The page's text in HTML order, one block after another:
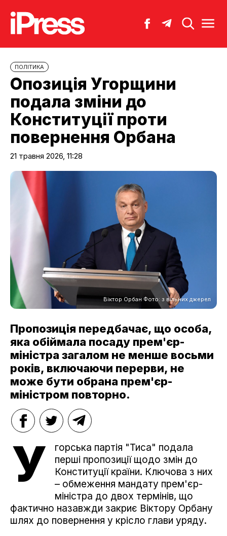
ПОЛІТИКА
Опозиція Угорщини
подала зміни до
Конституції проти
повернення Орбана
21 травня 2026, 11:28
Віктор Орбан Фото: з вільних джерел
Пропозиція передбачає, що особа,
яка обіймала посаду прем'єр-
міністра загалом не менше восьми
років, включаючи перерви, не
може бути обрана прем'єр-
міністром повторно.
У
горська партія "Тиса" подала
перші пропозиції щодо змін до
Конституції країни. Ключова з них
– обмеження мандату прем'єр-
міністра до двох термінів, що
фактично назавжди закриє Віктору Орбану
шлях до повернення у крісло глави уряду.